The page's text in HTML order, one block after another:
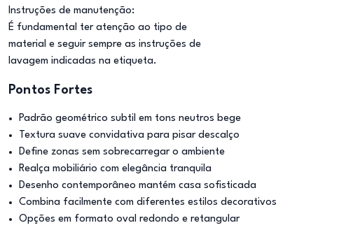
Instruções de manutenção:
É fundamental ter atenção ao tipo de
material e seguir sempre as instruções de
lavagem indicadas na etiqueta.
Pontos Fortes
Padrão geométrico subtil em tons neutros bege
Textura suave convidativa para pisar descalço
Define zonas sem sobrecarregar o ambiente
Realça mobiliário com elegância tranquila
Desenho contemporâneo mantém casa sofisticada
Combina facilmente com diferentes estilos decorativos
Opções em formato oval redondo e retangular